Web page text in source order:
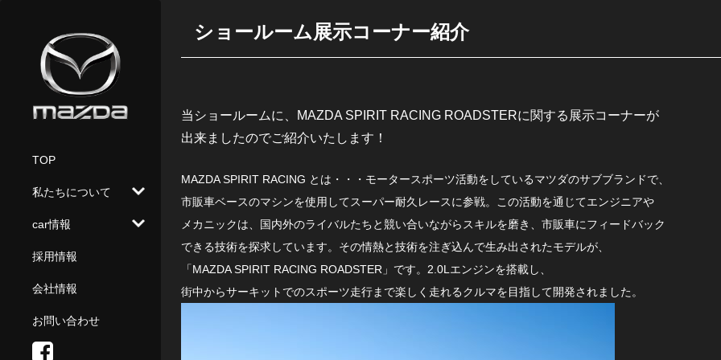
ショールーム展示コーナー紹介
当ショールームに、MAZDA SPIRIT RACING ROADSTERに関する展示コーナーが
出来ましたのでご紹介いたします！
MAZDA SPIRIT RACING とは・・・モータースポーツ活動をしているマツダのサブブランドで、
市販車ベースのマシンを使用してスーパー耐久レースに参戦。この活動を通じてエンジニアや
メカニックは、国内外のライバルたちと競い合いながらスキルを磨き、市販車にフィードバック
できる技術を探求しています。 その情熱と技術を注ぎ込んで生み出されたモデルが、
「MAZDA SPIRIT RACING ROADSTER」です。2.0Lエンジンを搭載し、
街中からサーキットでのスポーツ走行まで楽しく走れるクルマを目指して開発されました。
TOP
私たちについて
おもてなし
カーライフ
car情報
カーラインナップ
試乗予約
採用情報
会社情報
お問い合わせ